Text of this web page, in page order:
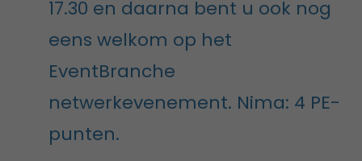
17.30 en daarna bent u ook nog
eens welkom op het
EventBranche
netwerkevenement. Nima: 4 PE-
punten.